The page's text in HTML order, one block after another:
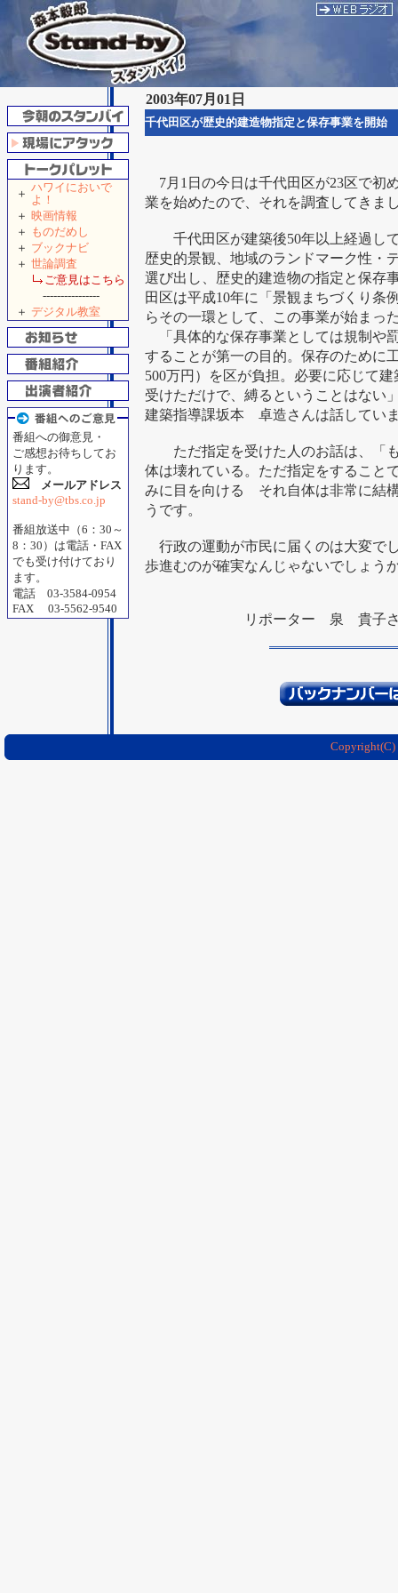
＋ ハワイにおいで
よ！
＋ 映画情報
＋ ものだめし
＋ ブックナビ
＋ 世論調査
ご意見はこちら
----------------
＋ デジタル教室
番組への御意見・
ご感想お待ちしてお
ります。
メールアドレス
stand-by@tbs.co.jp
番組放送中（6：30～
8：30）は電話・FAX
でも受け付けており
ます。
電話 03-3584-0954
FAX 03-5562-9540
2003年07月01日
千代田区が歴史的建造物指定と保存事業を開始
7月1日の今日は千代田区が23区で初
業を始めたので、それを調査してきま
千代田区が建築後50年以上経過し
歴史的景観、地域のランドマーク性・
選び出し、歴史的建造物の指定と保存
田区は平成10年に「景観まちづくり条
らその一環として、この事業が始まっ
「具体的な保存事業としては規制や
することが第一の目的。保存のために
500万円）を区が負担。必要に応じて
受けただけで、縛るということはない
建築指導課坂本 卓造さんは話してい
ただ指定を受けた人のお話は、「
体は壊れている。ただ指定をすること
みに目を向ける それ自体は非常に結
うです。
行政の運動が市民に届くのは大変で
歩進むのが確実なんじゃないでしょう
リポーター 泉 貴子
Copyright(C)